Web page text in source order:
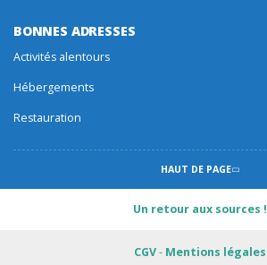
BONNES ADRESSES
Activités alentours
Hébergements
Restauration
HAUT DE PAGE
Un retour aux sources !
CGV- Mentions légales